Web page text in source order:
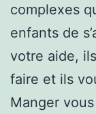
complexes
enfants de
votre aide,
faire et ils
Manger